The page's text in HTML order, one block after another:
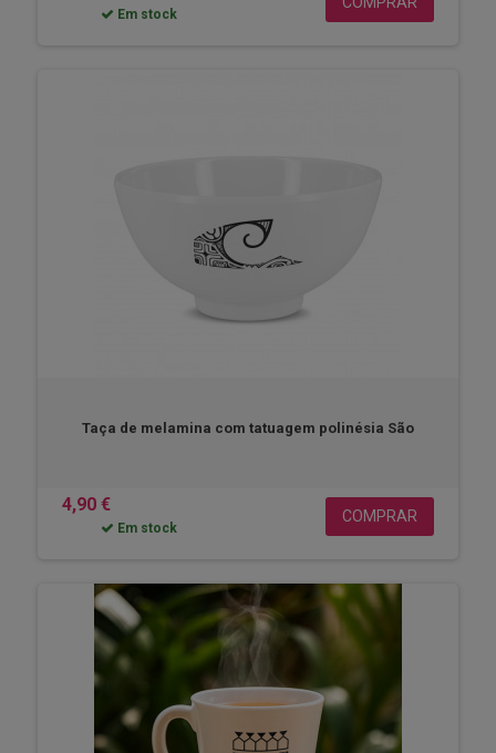
Em stock
Taça de melamina com tatuagem polinésia São
4,90 €
Em stock
COMPRAR